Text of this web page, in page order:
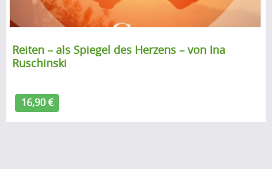
Reiten – als Spiegel des Herzens – von Ina
Ruschinski
16,90 €